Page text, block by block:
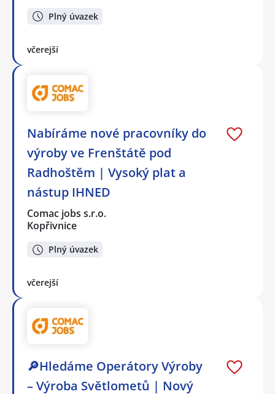
Plný úvazek
včerejší
Nabíráme nové pracovníky do
výroby ve Frenštátě pod
Radhoštěm | Vysoký plat a
nástup IHNED
Comac jobs s.r.o.
Kopřivnice
Plný úvazek
včerejší
🔎Hledáme Operátory Výroby
– Výroba Světlometů | Nový